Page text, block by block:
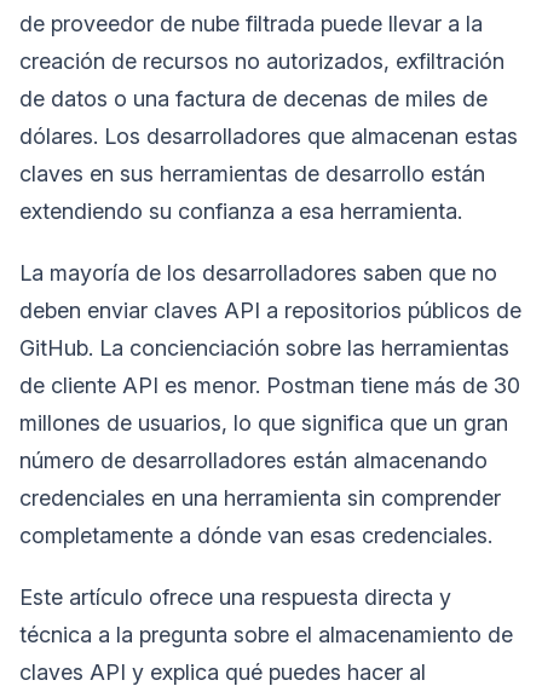
de proveedor de nube filtrada puede llevar a la
creación de recursos no autorizados, exfiltración
de datos o una factura de decenas de miles de
dólares. Los desarrolladores que almacenan estas
claves en sus herramientas de desarrollo están
extendiendo su confianza a esa herramienta.
La mayoría de los desarrolladores saben que no
deben enviar claves API a repositorios públicos de
GitHub. La concienciación sobre las herramientas
de cliente API es menor. Postman tiene más de 30
millones de usuarios, lo que significa que un gran
número de desarrolladores están almacenando
credenciales en una herramienta sin comprender
completamente a dónde van esas credenciales.
Este artículo ofrece una respuesta directa y
técnica a la pregunta sobre el almacenamiento de
claves API y explica qué puedes hacer al